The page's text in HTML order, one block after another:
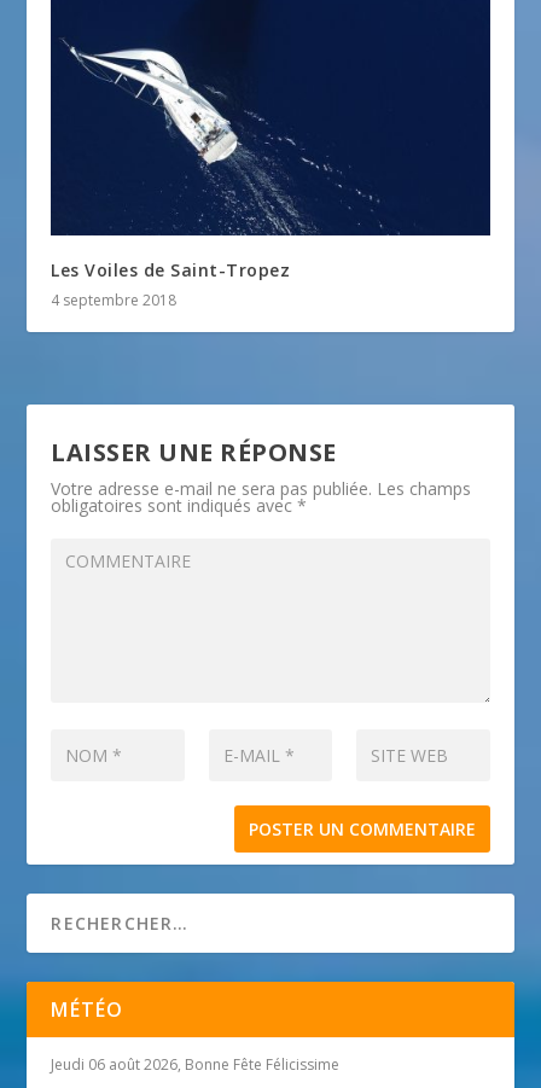
Les Voiles de Saint-Tropez
4 septembre 2018
LAISSER UNE RÉPONSE
Votre adresse e-mail ne sera pas publiée. Les champs
obligatoires sont indiqués avec*
MÉTÉO
Jeudi 06 août 2026, Bonne Fête Félicissime